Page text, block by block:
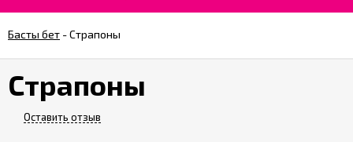
Басты бет -Страпоны
Страпоны
Оставить отзыв